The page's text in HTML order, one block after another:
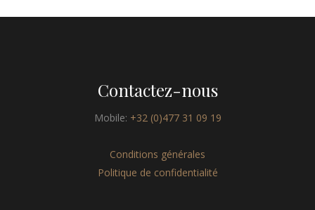
Contactez-nous
Mobile: +32 (0)477 31 09 19
Conditions générales
Politique de confidentialité